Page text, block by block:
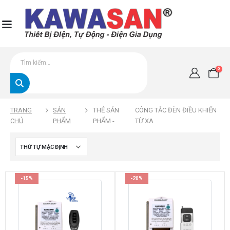
0
TRANG
CHỦ
SẢN
PHẨM
THẺ SẢN
PHẨM -
CÔNG TẮC ĐÈN ĐIỀU KHIỂN
TỪ XA
-15% -20%